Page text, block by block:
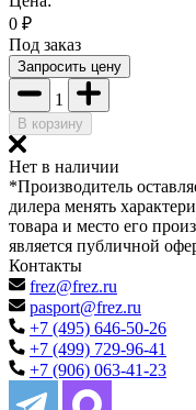
0 ₽
Под заказ
Запросить цену
1
В корзину
Нет в наличии
*Производитель
дилера менять
товара и место его
является публичной
Контакты
frez@frez.ru
pasport@frez.ru
+7 (495) 646-50-26
+7 (499) 729-96-41
+7 (906) 063-41-23